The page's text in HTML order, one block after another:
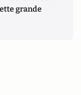
grande